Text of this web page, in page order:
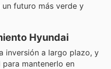
futuro más verde y
Hyundai
inversión a largo plazo, y
mantenerlo en